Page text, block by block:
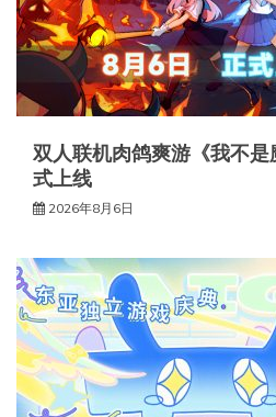
双人联机肉鸽爽游《我不是
式上线
2026年8月6日